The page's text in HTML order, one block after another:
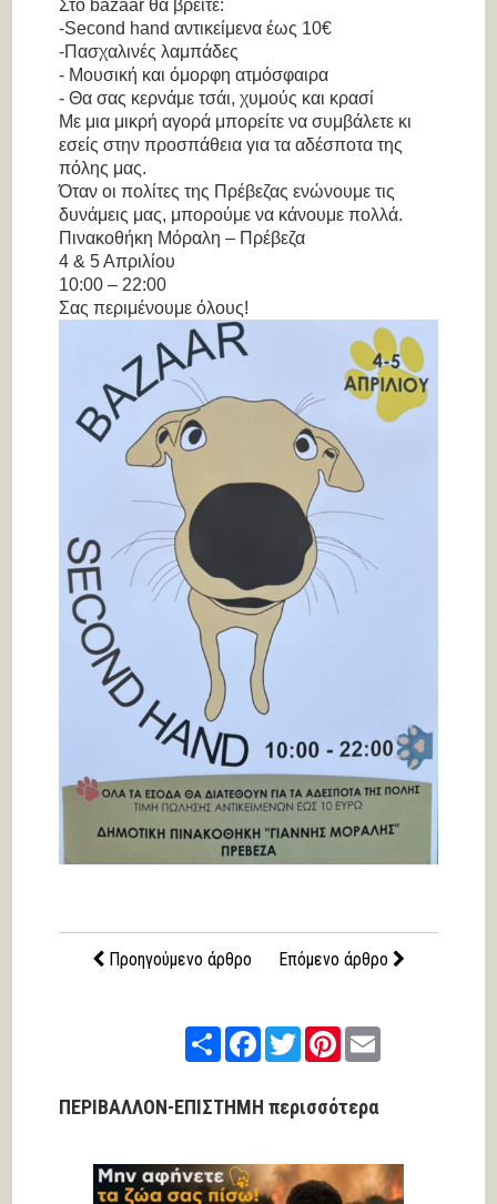
Στο bazaar θα βρείτε:
-Second hand αντικείμενα έως 10€
-Πασχαλινές λαμπάδες
- Μουσική και όμορφη ατμόσφαιρα
- Θα σας κερνάμε τσάι, χυμούς και κρασί
Με μια μικρή αγορά μπορείτε να συμβάλετε κι
εσείς στην προσπάθεια για τα αδέσποτα της
πόλης μας.
Όταν οι πολίτες της Πρέβεζας ενώνουμε τις
δυνάμεις μας, μπορούμε να κάνουμε πολλά.
Πινακοθήκη Μόραλη – Πρέβεζα
4 & 5 Απριλίου
10:00 – 22:00
Σας περιμένουμε όλους!
Προηγούμενο άρθρο Επόμενο άρθρο
ShareFacebook
TwitterPinterestEmail
ΠΕΡΙΒΑΛΛΟΝ-ΕΠΙΣΤΗΜΗ περισσότερα